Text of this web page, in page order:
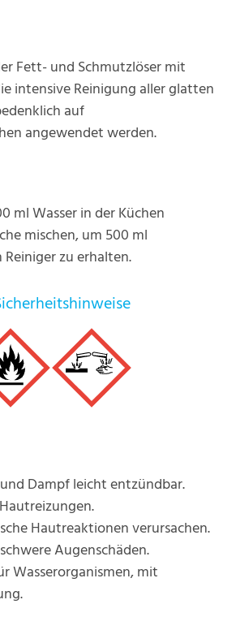
Fett- und Schmutzlöser mit
intensive Reinigung aller glatten
auf
angewendet werden.
ml Wasser in der Küchen
mischen, um 500 ml
zu erhalten.
Dampf leicht entzündbar.
Hautreaktionen verursachen.
Augenschäden.
Wasserorganismen, mit